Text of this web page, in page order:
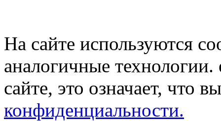
На сайте используются
аналогичные
сайте, это означает, что
конфиденциальности.